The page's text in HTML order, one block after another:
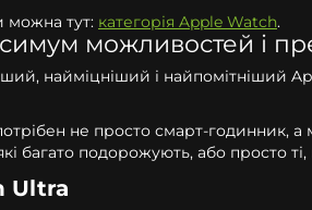
можна тут: категорія Apple Watch.
можливостей і
найміцніший і найпомітніший
не просто смарт-годинник,
багато подорожують, або просто
Ultra